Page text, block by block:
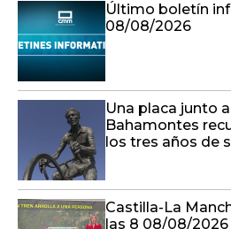
Último boletín
08/08/2026
Una placa junto
Bahamontes
los tres años de
Castilla-La
las 8 08/08/2026